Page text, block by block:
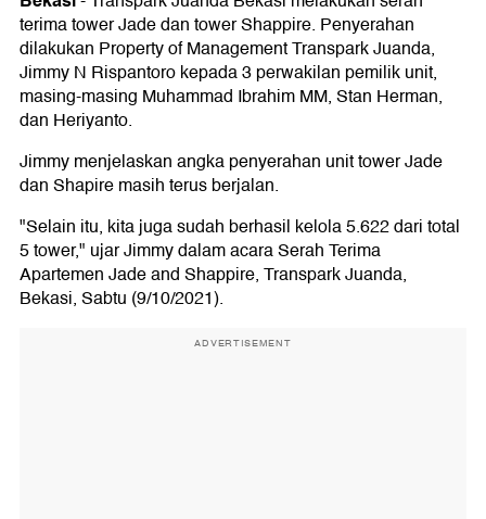
terima tower Jade dan tower Shappire. Penyerahan
dilakukan Property of Management Transpark Juanda,
Jimmy N Rispantoro kepada 3 perwakilan pemilik unit,
masing-masing Muhammad Ibrahim MM, Stan Herman,
dan Heriyanto.
Jimmy menjelaskan angka penyerahan unit tower Jade
dan Shapire masih terus berjalan.
"Selain itu, kita juga sudah berhasil kelola 5.622 dari total
5 tower," ujar Jimmy dalam acara Serah Terima
Apartemen Jade and Shappire, Transpark Juanda,
Bekasi, Sabtu (9/10/2021).
ADVERTISEMENT